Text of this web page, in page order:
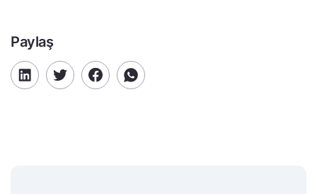
Paylaş